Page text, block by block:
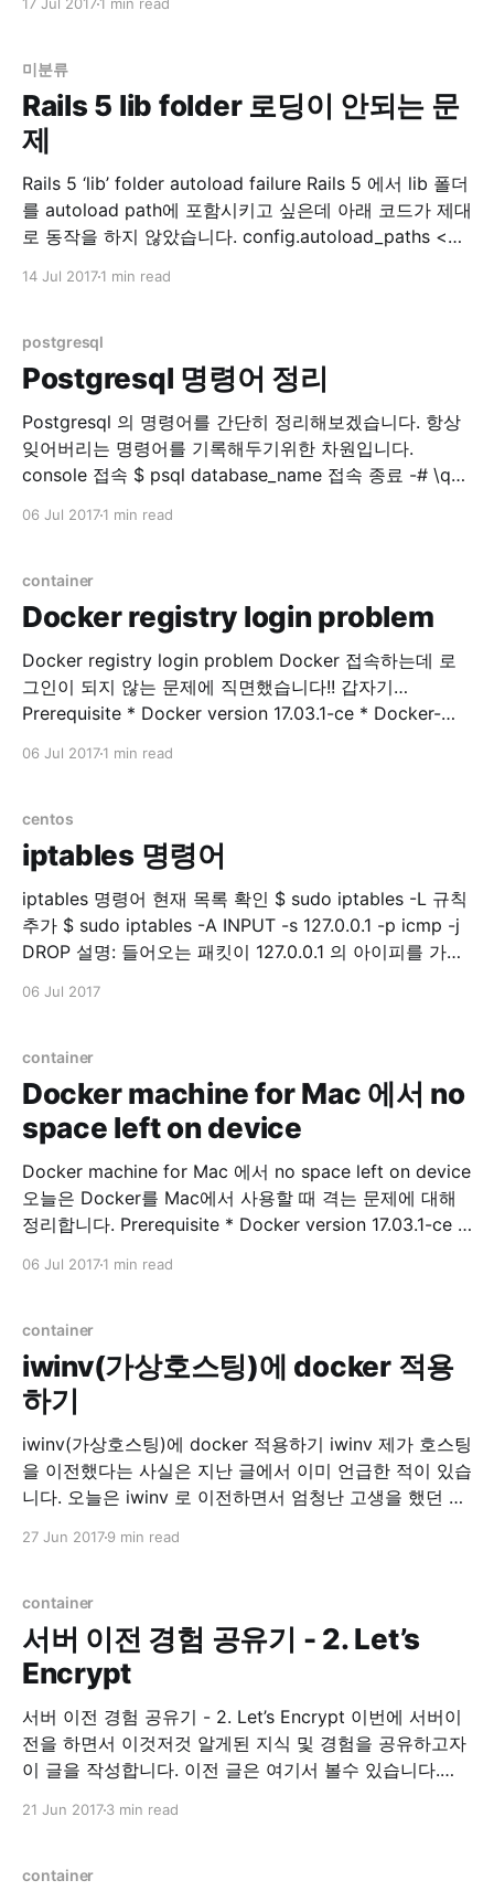
17 Jul 20171 min read
미분류
Rails 5 lib folder 로딩이 안되는 문
제
Rails 5 ‘lib’ folder autoload failure Rails 5 에서 lib 폴더
를 autoload path에 포함시키고 싶은데 아래 코드가 제대
로 동작을 하지 않았습니다. config.autoload_paths <<
14 Jul 20171 min read
postgresql
Postgresql 명령어 정리
Postgresql 의 명령어를 간단히 정리해보겠습니다. 항상
잊어버리는 명령어를 기록해두기위한 차원입니다.
console 접속 $ psql database_name 접속 종료 -# \q
database_name 사용자 목록 표시 -# \du Role 생성 -#
CREATE
06 Jul 20171 min read
container
Docker registry login problem
Docker registry login problem Docker 접속하는데 로
그인이 되지 않는 문제에 직면했습니다!! 갑자기…
Prerequisite * Docker version 17.03.1-ce * Docker-
http://docker.example.com/v2/: dial tcp 176.32.
06 Jul 20171 min read
centos
iptables 명령어
iptables 명령어 현재 목록 확인 $ sudo iptables -L 규칙
추가 $ sudo iptables -A INPUT -s 127.0.0.1 -p icmp -j
DROP 설명: 들어오는 패킷이 127.0.0.1 의 아이피를 가지
06 Jul 2017
container
Docker machine for Mac 에서 no
space left on device
Docker machine for Mac 에서 no space left on device
오늘은 Docker를 Mac에서 사용할 때 격는 문제에 대해
정리합니다. Prerequisite * Docker version 17.03.1-ce *
이미지
06 Jul 20171 min read
container
iwinv(가상호스팅)에 docker 적용
하기
iwinv(가상호스팅)에 docker 적용하기 iwinv 제가 호스팅
을 이전했다는 사실은 지난 글에서 이미 언급한 적이 있습
니다. 오늘은 iwinv 로 이전하면서 엄청난 고생을 했던 경
용을 하는 것에
27 Jun 20179 min read
container
서버 이전 경험 공유기 - 2. Let’s
Encrypt
서버 이전 경험 공유기 - 2. Let’s Encrypt 이번에 서버이
전을 하면서 이것저것 알게된 지식 및 경험을 공유하고자
이 글을 작성합니다. 이전 글은 여기서 볼수 있습니다.
21 Jun 20173 min read
container